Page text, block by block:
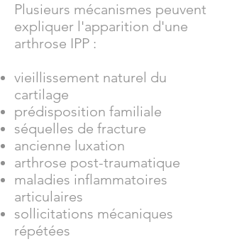
Plusieurs mécanismes peuvent
expliquer l'apparition d'une
arthrose IPP :
vieillissement naturel du
cartilage
prédisposition familiale
séquelles de fracture
ancienne luxation
arthrose post-traumatique
maladies inflammatoires
articulaires
sollicitations mécaniques
répétées